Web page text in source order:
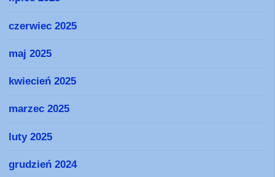
czerwiec 2025
maj 2025
kwiecień 2025
marzec 2025
luty 2025
grudzień 2024